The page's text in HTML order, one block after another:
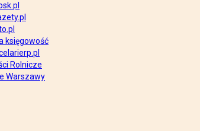
księgowość
Rolnicze
Warszawy